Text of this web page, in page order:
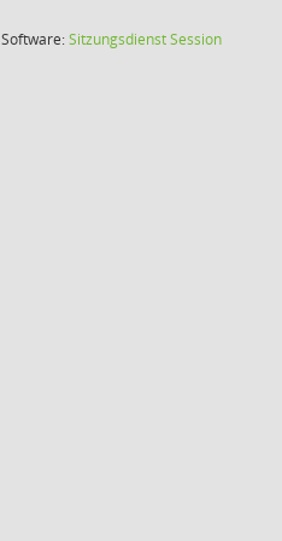
Software:SitzungsdienstSession(Wird in